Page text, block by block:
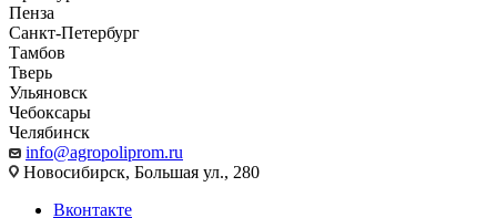
Пенза
Санкт-Петербург
Тамбов
Тверь
Ульяновск
Чебоксары
Челябинск
info@agropoliprom.ru
Новосибирск, Большая ул., 280
Вконтакте